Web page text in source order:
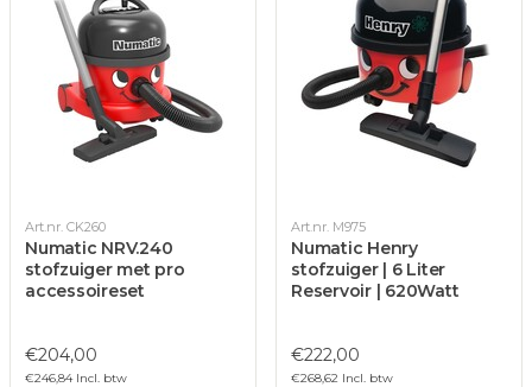
Art.nr. CK260
Numatic NRV.240
stofzuiger met pro
accessoireset
€204,00
€246,84 Incl. btw
Art.nr. M975
Numatic Henry
stofzuiger | 6 Liter
Reservoir | 620Watt
€222,00
€268,62 Incl. btw